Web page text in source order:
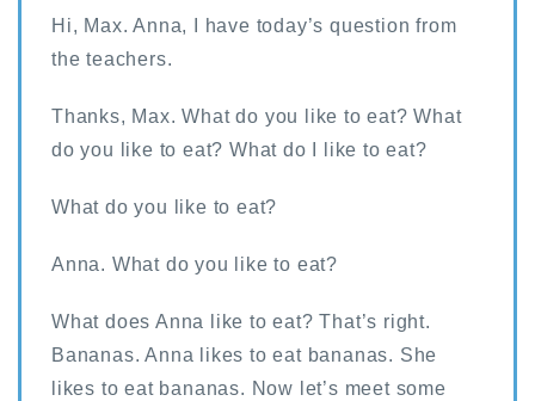
Hi, Max. Anna, I have today’s question from
the teachers.
Thanks, Max. What do you like to eat? What
do you like to eat? What do I like to eat?
What do you like to eat?
Anna. What do you like to eat?
What does Anna like to eat? That’s right.
Bananas. Anna likes to eat bananas. She
likes to eat bananas. Now let’s meet some